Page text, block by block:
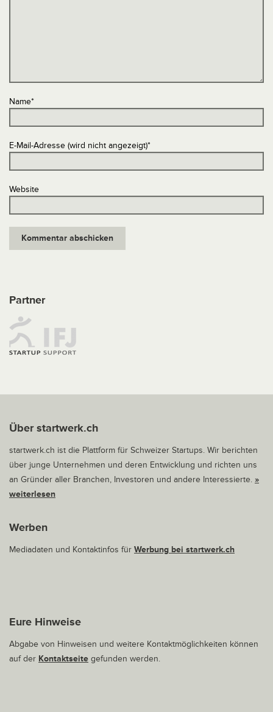
Name*
E-Mail-Adresse (wird nicht angezeigt)*
Website
Partner
Über startwerk.ch
startwerk.ch ist die Plattform für Schweizer Startups. Wir berichten
über junge Unternehmen und deren Entwicklung und richten uns
an Gründer aller Branchen, Investoren und andere Interessierte. »
weiterlesen
Werben
Mediadaten und Kontaktinfos für Werbung bei startwerk.ch
Eure Hinweise
Abgabe von Hinweisen und weitere Kontaktmöglichkeiten können
auf der Kontaktseite gefunden werden.